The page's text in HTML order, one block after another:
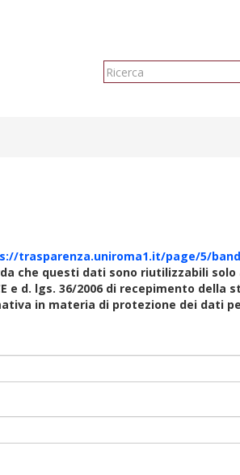
Form
trasparenza.uniroma1.it/page/5/
che questi dati sono riutilizzabili solo
d. lgs. 36/2006 di recepimento della
in materia di protezione dei dati